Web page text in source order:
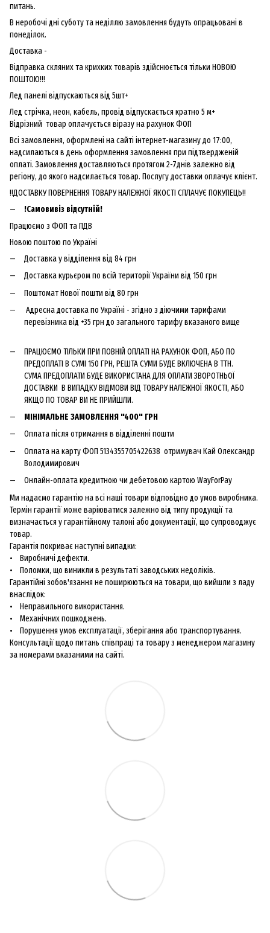
питань.
В неробочі дні суботу та неділлю замовлення будуть опрацьовані в
понеділок.
Доставка -
Відправка скляних та крихких товарів здійснюється тільки НОВОЮ
ПОШТОЮ!!!
Лед панелі відпускаються від 5шт+
Лед стрічка, неон, кабель, провід відпускається кратно 5 м+
Відрізний товар оплачується віразу на рахунок ФОП
Всі замовлення, оформлені на сайті інтернет-магазину до 17:00,
надсилаються в день оформлення замовлення при підтвердженій
оплаті. Замовлення доставляються протягом 2-7днів залежно від
регіону, до якого надсилається товар. Послугу доставки оплачує клієнт.
!!ДОСТАВКУ ПОВЕРНЕННЯ ТОВАРУ НАЛЕЖНОЇ ЯКОСТІ СПЛАЧУЄ ПОКУПЕЦЬ!!
!Самовивіз відсутній!
Працюємо з ФОП та ПДВ
Новою поштою по Україні
Доставка у відділення від 84 грн
Доставка курьєром по всій території України від 150 грн
Поштомат Нової пошти від 80 грн
Адресна доставка по Україні - згідно з діючими тарифами
перевізника від +35 грн до загального тарифу вказаного вище
ПРАЦЮЄМО ТІЛЬКИ ПРИ ПОВНІЙ ОПЛАТІ НА РАХУНОК ФОП, АБО ПО
ПРЕДОПЛАТІ В СУМІ 150 ГРН, РЕШТА СУМИ БУДЕ ВКЛЮЧЕНА В ТТН.
СУМА ПРЕДОПЛАТИ БУДЕ ВИКОРИСТАНА ДЛЯ ОПЛАТИ ЗВОРОТНЬОЇ
ДОСТАВКИ В ВИПАДКУ ВІДМОВИ ВІД ТОВАРУ НАЛЕЖНОЇ ЯКОСТІ, АБО
ЯКЩО ПО ТОВАР ВИ НЕ ПРИЙШЛИ.
МІНІМАЛЬНЕ ЗАМОВЛЕННЯ "400" ГРН
Оплата після отримання в відділенні пошти
Оплата на карту ФОП 5134355705422638 отримувач Кай Олександр
Володимирович
Онлайн-оплата кредитною чи дебетовою картою WayForPay
Ми надаємо гарантію на всі наші товари відповідно до умов виробника.
Термін гарантії може варіюватися залежно від типу продукції та
визначається у гарантійному талоні або документації, що супроводжує
товар.
Гарантія покриває наступні випадки:
• Виробничі дефекти.
• Поломки, що виникли в результаті заводських недоліків.
Гарантійні зобов'язання не поширюються на товари, що вийшли з ладу
внаслідок:
• Неправильного використання.
• Механічних пошкоджень.
• Порушення умов експлуатації, зберігання або транспортування.
Консультації щодо питань співпраці та товару з менеджером магазину
за номерами вказаними на сайті.